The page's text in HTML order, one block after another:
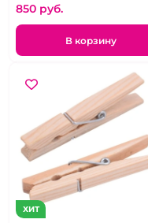
850 pуб.
В корзину
ХИТ